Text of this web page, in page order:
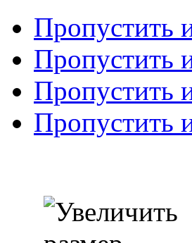
Пропустить
Пропустить
Пропустить
Пропустить